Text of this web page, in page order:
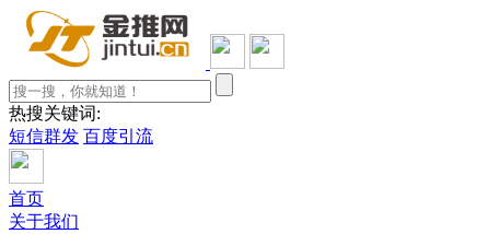
热搜关键词:
短信群发 百度引流
首页
关于我们